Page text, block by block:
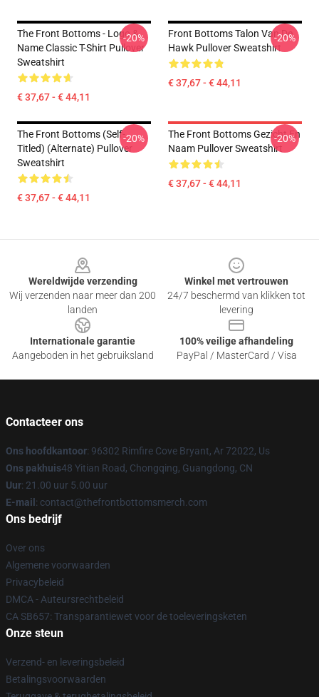
The Front Bottoms - Logo &
Name Classic T-Shirt Pullover
Sweatshirt
€ 37,67 - € 44,11
-20%
Front Bottoms Talon Van De
Hawk Pullover Sweatshirt
€ 37,67 - € 44,11
-20%
The Front Bottoms (Self-
Titled) (Alternate) Pullover
Sweatshirt
€ 37,67 - € 44,11
-20%
The Front Bottoms Gezicht En
Naam Pullover Sweatshirt
€ 37,67 - € 44,11
-20%
Wereldwijde verzending
Wij verzenden naar meer dan 200
landen
Winkel met vertrouwen
24/7 beschermd van klikken tot
levering
Internationale garantie
Aangeboden in het gebruiksland
100% veilige afhandeling
PayPal / MasterCard / Visa
Contacteer ons
Ons hoofdkantoor: 96302 Rimfire Cove Bryant, Ar 72022, Us
Ons pakhuis48 Yitian Road, Chongqing, Guangdong, CN
Uur: 21.00 uur 5.00 uur
E-mail : contact@thefrontbottomsmerch.com
Ons bedrijf
Over ons
Algemene voorwaarden
Privacybeleid
DMCA - Auteursrechtbeleid
CA SB657: Transparantiewet voor de toeleveringsketen
Onze steun
Verzend- en leveringsbeleid
Betalingsvoorwaarden